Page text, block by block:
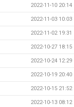
2022-11-10 20:14
2022-11-03 10:03
2022-11-02 19:31
2022-10-27 18:15
2022-10-24 12:29
2022-10-19 20:40
2022-10-15 21:52
2022-10-13 08:12